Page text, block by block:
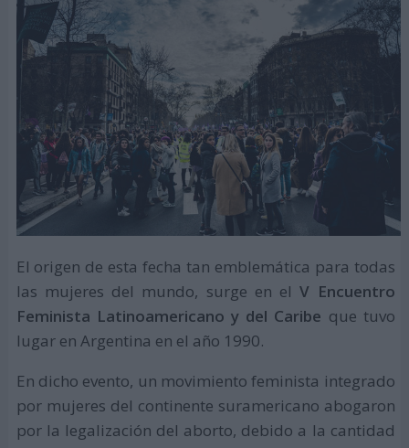
El origen de esta fecha tan emblemática para todas
las mujeres del mundo, surge en elV Encuentro
Feminista Latinoamericano y del Caribe que tuvo
lugar en Argentina en el año 1990.
En dicho evento, un movimiento feminista integrado
por mujeres del continente suramericano abogaron
por la legalización del aborto, debido a la cantidad